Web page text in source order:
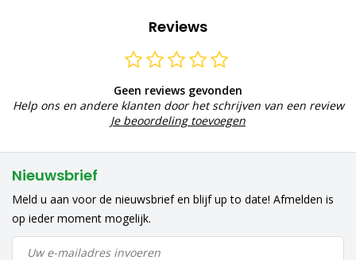
Reviews
Geen reviews gevonden
Help ons en andere klanten door het schrijven van een review
Je beoordeling toevoegen
Nieuwsbrief
Meld u aan voor de nieuwsbrief en blijf up to date! Afmelden is
op ieder moment mogelijk.